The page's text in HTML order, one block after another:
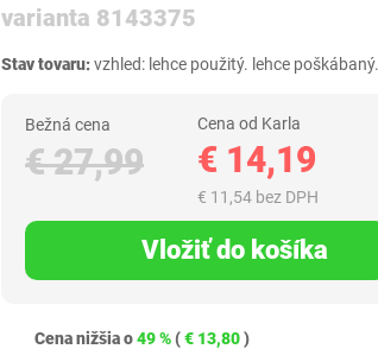
varianta 8143375
Stav tovaru:vzhled: lehce použitý. lehce poškábaný.
Bežná cena
€ 27,99
Cena od Karla
€ 14,19
€ 11,54 bez DPH
Vložiť do košíka
Cena nižšia o49 % (€ 13,80)